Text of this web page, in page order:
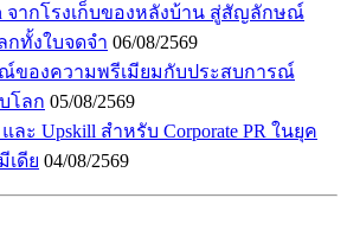
จากโรงเก็บของหลังบ้าน สู่สัญลักษณ์
กทั้งใบจดจำ 06/08/2569
ของความพรีเมียมกับประสบการณ์
โลก 05/08/2569
ละ Upskill สำหรับ Corporate PR ในยุค
เดีย 04/08/2569